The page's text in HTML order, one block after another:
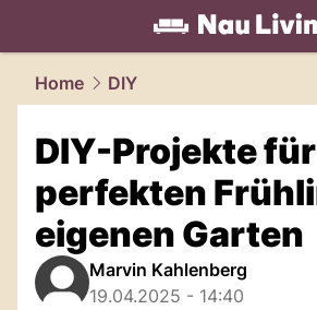
living.NAU.ch
Home DIY
DIY-Projekte
perfekten
eigenen Garten
Marvin Kahlenberg
19.04.2025 - 14:40